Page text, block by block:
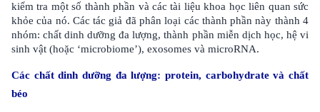
kiểm tra một số thành phần và các tài liệu khoa học liên quan sức
khỏe của nó. Các tác giả đã phân loại các thành phần này thành 4
nhóm: chất dinh dưỡng đa lượng, thành phần miễn dịch học, hệ vi
sinh vật (hoặc ‘microbiome’), exosomes và microRNA.
Các chất dinh dưỡng đa lượng: protein, carbohydrate và chất
béo